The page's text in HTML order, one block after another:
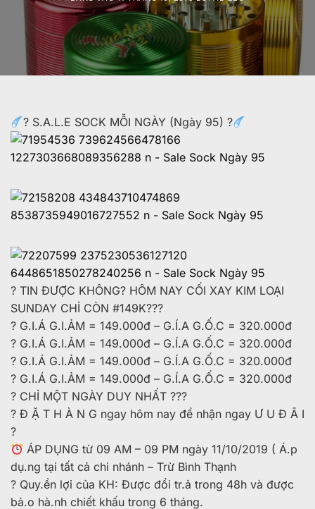
? S.A.L.E SOCK MỖI NGÀY (Ngày 95)?
? TIN ĐƯỢC KHÔNG? HÔM NAY CỐI XAY KIM LOẠI
SUNDAY CHỈ CÒN #149K???
? G.I.Á G.I.ẢM = 149.000đ – G.Í.A G.Ố.C = 320.000đ
? G.I.Á G.I.ẢM = 149.000đ – G.Í.A G.Ố.C = 320.000đ
? G.I.Á G.I.ẢM = 149.000đ – G.Í.A G.Ố.C = 320.000đ
? G.I.Á G.I.ẢM = 149.000đ – G.Í.A G.Ố.C = 320.000đ
? CHỈ MỘT NGÀY DUY NHẤT ???
? Đ Ặ T H À N G ngay hôm nay để nhận ngay Ư U Đ Ã I
?
ÁP DỤNG từ 09 AM – 09 PM ngày 11/10/2019 ( Á.p
dụ.ng tại tất cả chi nhánh – Trừ Bình Thạnh
? Quy.ền lợi của KH: Được đổi tr.ả trong 48h và được
bả.o hà.nh chiết khấu trong 6 tháng.